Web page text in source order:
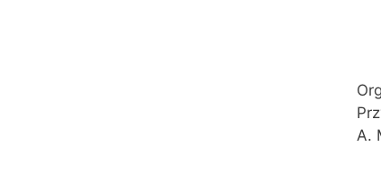
A.